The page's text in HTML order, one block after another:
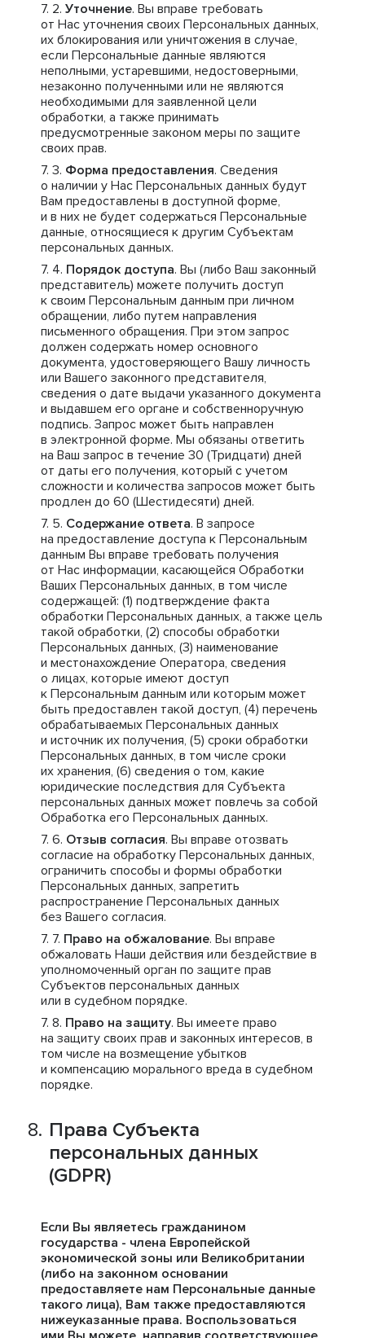
Уточнение. Вы вправе требовать
от Нас уточнения своих Персональных данных,
их блокирования или уничтожения в случае,
если Персональные данные являются
неполными, устаревшими, недостоверными,
незаконно полученными или не являются
необходимыми для заявленной цели
обработки, а также принимать
предусмотренные законом меры по защите
своих прав.
Форма предоставления. Сведения
о наличии у Нас Персональных данных будут
Вам предоставлены в доступной форме,
и в них не будет содержаться Персональные
данные, относящиеся к другим Субъектам
персональных данных.
Порядок доступа. Вы (либо Ваш законный
представитель) можете получить доступ
к своим Персональным данным при личном
обращении, либо путем направления
письменного обращения. При этом запрос
должен содержать номер основного
документа, удостоверяющего Вашу личность
или Вашего законного представителя,
сведения о дате выдачи указанного документа
и выдавшем его органе и собственноручную
подпись. Запрос может быть направлен
в электронной форме. Мы обязаны ответить
на Ваш запрос в течение 30 (Тридцати) дней
от даты его получения, который с учетом
сложности и количества запросов может быть
продлен до 60 (Шестидесяти) дней.
Содержание ответа. В запросе
на предоставление доступа к Персональным
данным Вы вправе требовать получения
от Нас информации, касающейся Обработки
Ваших Персональных данных, в том числе
содержащей: (1) подтверждение факта
обработки Персональных данных, а также цель
такой обработки, (2) способы обработки
Персональных данных, (3) наименование
и местонахождение Оператора, сведения
о лицах, которые имеют доступ
к Персональным данным или которым может
быть предоставлен такой доступ, (4) перечень
обрабатываемых Персональных данных
и источник их получения, (5) сроки обработки
Персональных данных, в том числе сроки
их хранения, (6) сведения о том, какие
юридические последствия для Субъекта
персональных данных может повлечь за собой
Обработка его Персональных данных.
Отзыв согласия. Вы вправе отозвать
согласие на обработку Персональных данных,
ограничить способы и формы обработки
Персональных данных, запретить
распространение Персональных данных
без Вашего согласия.
Право на обжалование. Вы вправе
обжаловать Наши действия или бездействие в
уполномоченный орган по защите прав
Субъектов персональных данных
или в судебном порядке.
Право на защиту. Вы имеете право
на защиту своих прав и законных интересов, в
том числе на возмещение убытков
и компенсацию морального вреда в судебном
порядке.
Права Субъекта
персональных данных
(GDPR)
Если Вы являетесь гражданином
государства - члена Европейской
экономической зоны или Великобритании
(либо на законном основании
предоставляете нам Персональные данные
такого лица), Вам также предоставляются
нижеуказанные права. Воспользоваться